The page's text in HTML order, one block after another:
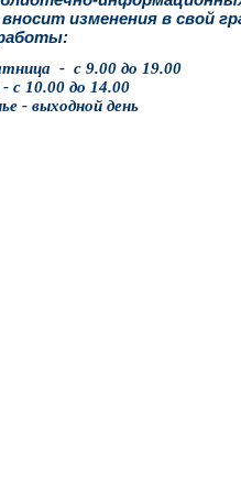
изменения в свой
- с 9.00 до 19.00
с 10.00 до 14.00
- выходной день